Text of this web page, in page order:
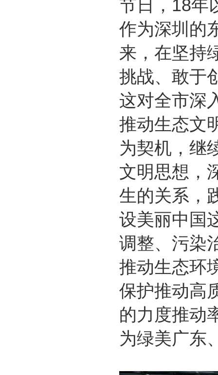
节日，18年
作为深圳的
来，在坚持
挑战、敢于
这对全市深
推动生态文
为契机，继
文明思想，
生的关系，
设美丽中国
调整、污染
推动生态环
保护推动高
的力度推动
为绿美广东